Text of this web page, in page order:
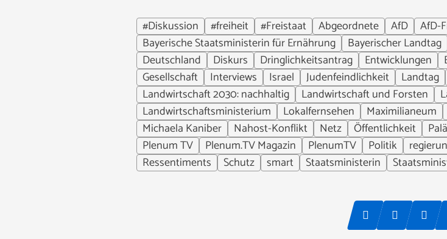
#Diskussion
#freiheit #Freistaat Abgeordnete AfD AfD-
Bayerische Staatsministerin für Ernährung
Bayerischer Landtag
Deutschland
Diskurs Dringlichkeitsantrag Entwicklungen
Gesellschaft
Interviews Israel Judenfeindlichkeit Landtag
Landwirtschaft 2030: nachhaltig
Landwirtschaft und Forsten
Landwirtschaftsministerium
Lokalfernsehen Maximilianeum
Michaela Kaniber
Nahost-Konflikt Netz Öffentlichkeit
Plenum TV
Plenum.TV Magazin PlenumTV Politik
Ressentiments
Schutz smart Staatsministerin